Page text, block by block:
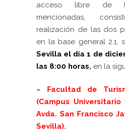
acceso libre de
mencionadas,
realización de las dos
en la base general 2.1,
Sevilla el día 1 de
las 8:00 horas, en la
– Facultad de
(Campus Universitario
Avda. San Francisco
Sevilla).